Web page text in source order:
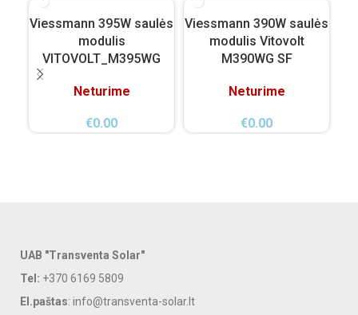
Viessmann 395W saulės
modulis
VITOVOLT_M395WG
Neturime
€0.00
Viessmann 390W saulės
modulis Vitovolt
M390WG SF
Neturime
€0.00
UAB "Transventa Solar"
Tel: +370 6169 5809
El.paštas: info@transventa-solar.lt